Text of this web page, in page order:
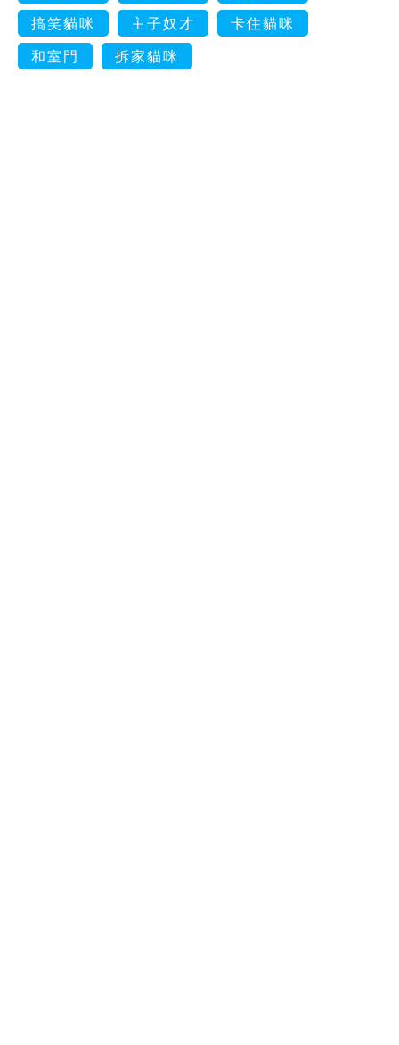
搞笑貓咪
主子奴才
卡住貓咪
和室門
拆家貓咪